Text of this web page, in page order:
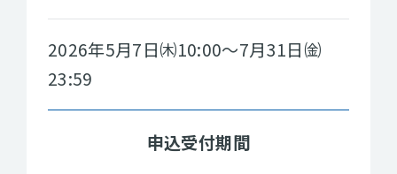
2026年5月7日㈭10:00～7月31日㈮
23:59
申込受付期間